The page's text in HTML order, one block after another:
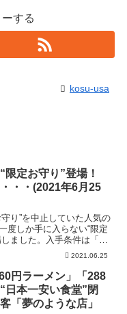
する
kosu-usa
限定お守り”登場！
・・(2021年6月25
守り”を中止していた人気の
度しか手に入らない“限定
ました。入手条件は「人
うことなのでしょう
月1日に「白い氣守り」
気を集め...
2021.06.25
円ラーメン」「288
本一安い食堂”閉
「夢のような店」